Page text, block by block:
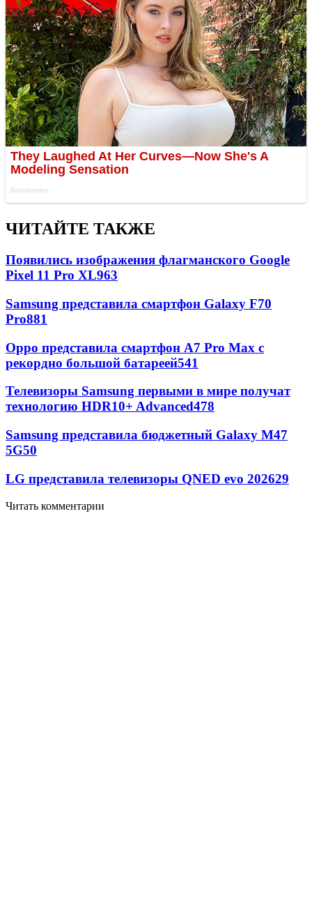
ЧИТАЙТЕ ТАКЖЕ
Появились изображения флагманского Google
Pixel 11 Pro XL963
Samsung представила смартфон Galaxy F70
Pro881
Oppo представила смартфон A7 Pro Max с
рекордно большой батареей541
Телевизоры Samsung первыми в мире получат
технологию HDR10+ Advanced478
Samsung представила бюджетный Galaxy M47
5G50
LG представила телевизоры QNED evo 202629
Читать комментарии